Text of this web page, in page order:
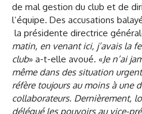
de mal gestion du club et de
l’équipe. Des accusations
la présidente directrice
matin, en venant ici, j’avais la
club» a-t-elle avoué. «Je n’ai
même dans des situation
réfère toujours au moins à une
collaborateurs. Dernièrement,
délégué les pouvoirs au vice-